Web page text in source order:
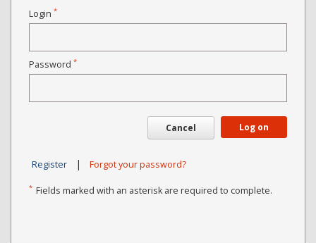
Login *
Password *
Cancel Log on
Register | Forgot your password?
* Fields marked with an asterisk are required to complete.